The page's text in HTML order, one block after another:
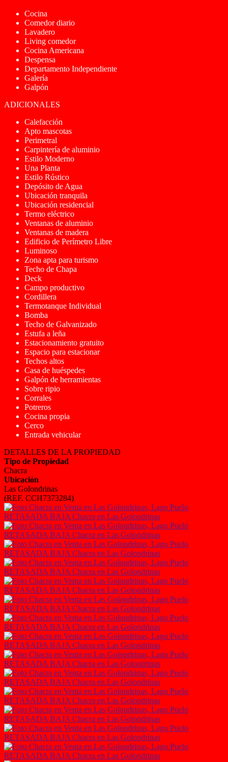
Cocina
Comedor diario
Lavadero
Living comedor
Cocina Americana
Despensa
Departamento Independiente
Galería
Galpón
ADICIONALES
Calefacción
Apto mascotas
Perimetral
Carpintería de aluminio
Estilo Moderno
Una Planta
Estilo Rústico
Depósito de Agua
Ubicación tranquila
Ubicación residencial
Termo eléctrico
Ventanas de aluminio
Ventanas de madera
Edificio de Perímetro Libre
Luminoso
Zona apta para turismo
Techo de Chapa
Deck
Campo productivo
Cordillera
Termotanque Individual
Bomba
Techo de Galvanizado
Estufa a leña
Estacionamiento gratuito
Espacio para estacionar
Techos altos
Casa de huéspedes
Galpón de herramientas
Sobre ripio
Corrales
Potreros
Cocina propia
Cerco
Entrada vehicular
DETALLES DE LA PROPIEDAD
Tipo de Propiedad
Chacra
Ubicación
Las Golondrinas
(REF. CCH7373284)